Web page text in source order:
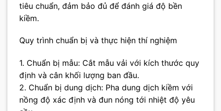
tiêu chuẩn, đảm bảo đủ để đánh giá độ bền
kiềm.
Quy trình chuẩn bị và thực hiện thí nghiệm
1. Chuẩn bị mẫu: Cắt mẫu vải với kích thước quy
định và cân khối lượng ban đầu.
2. Chuẩn bị dung dịch: Pha dung dịch kiềm với
nồng độ xác định và đun nóng tới nhiệt độ yêu